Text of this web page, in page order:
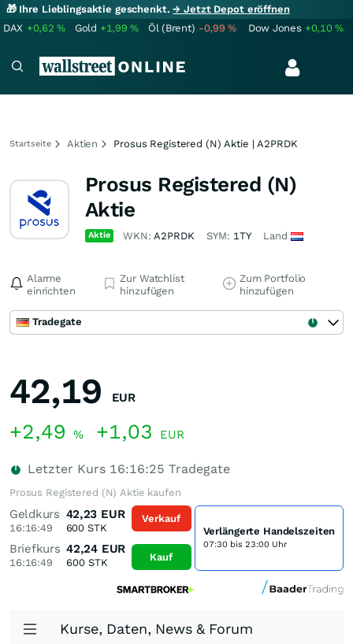
🎁 Ihre Lieblingsaktie geschenkt.→ Jetzt Depot eröffnen
DAX +0,62% Gold +1,99% Öl (Brent) -0,99% Dow Jones +0,10%
Startseite Aktien Prosus Registered (N) Aktie | A2PRDK
Prosus Registered (N)
Aktie
Aktie WKN:A2PRDK SYM: 1TY Land
Alarme
einrichten
Zur Watchlist
hinzufügen
Zum Portfolio
hinzufügen
Tradegate
42,19 EUR
+2,49 % +1,03 EUR
Letzter Kurs 16:16:25 Tradegate
Prosus Registered (N) Aktie kaufen
Geldkurs
16:16:49
42,23 EUR
600 STK
Briefkurs
16:16:49
42,24 EUR
600STK
Verkauf
Kauf
Verlängerte Handelszeiten
07:30 bis 23:00 Uhr
Kurse, Daten, News & Forum